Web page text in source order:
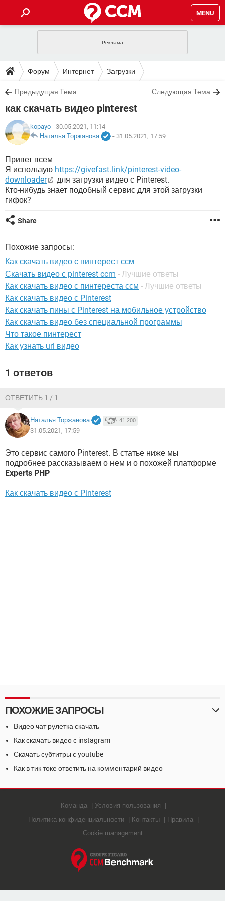
MENU
INSTAGRAM FACEBOOK
ИГРЫ WINDOWS 10
ВКОНТАКТЕ ВИДЕО
GOOGLE
ПОЛЕЗНЫЕ СОВЕТЫ
TIKTOK TELEGRAM
WINDOWS 10 ВКОНТАКТЕ
YANDEX
ЗАГРУЗКИ
TIKTOK TELEGRAM
WHATSAPP
FACEBOOK
WINDOWS 10
ВИДЕО GOOGLE
YANDEX
TIKTOK TELEGRAM
FACEBOOK ИГРЫ
WINDOWS 10
ВИДЕО
YANDEX
ЭНЦИКЛОПЕДИЯ
TIKTOK
WHATSAPP INSTAGRAM
FACEBOOK ИГРЫ
YANDEX
Форум Интернет Загрузки
Предыдущая Тема Следующая Тема
как скачать видео pinterest
kopayo - 30.05.2021, 11:14
Наталья Торжанова
- 31.05.2021, 17:59
Привет всем
Я использую https://givefast.link/pinterest-video-
downloader
для загрузки видео с Pinterest.
Кто-нибудь знает подобный сервис для этой загрузки
гифок?
Share
Похожие запросы:
Как скачать видео с пинтерест ссм
Скачать видео с pinterest ccm - Лучшие ответы
Как скачать видео с пинтереста ссм - Лучшие ответы
Как скачать видео с Pinterest
Как скачать пины с Pinterest на мобильное устройство
Как скачать видео без специальной программы
Что такое пинтерест
Как узнать url видео
1 ответов
ОТВЕТИТЬ 1 / 1
Наталья Торжанова 41 200
31.05.2021, 17:59
Это сервис самого Pinterest. В статье ниже мы
подробнее рассказываем о нем и о похожей платформе
Experts PHP
Как скачать видео с Pinterest
ПОХОЖИЕ ЗАПРОСЫ
Видео чат рулетка скачать
Как скачать видео с instagram
Скачать субтитры с youtube
Как в тик токе ответить на комментарий видео
Команда
Условия пользования
Политика конфиденциальности
Контакты
Правила
Cookie management